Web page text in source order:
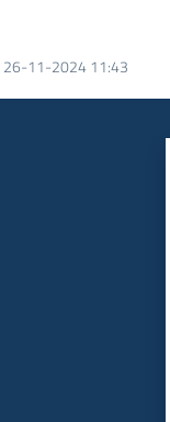
26-11-2024 11:43